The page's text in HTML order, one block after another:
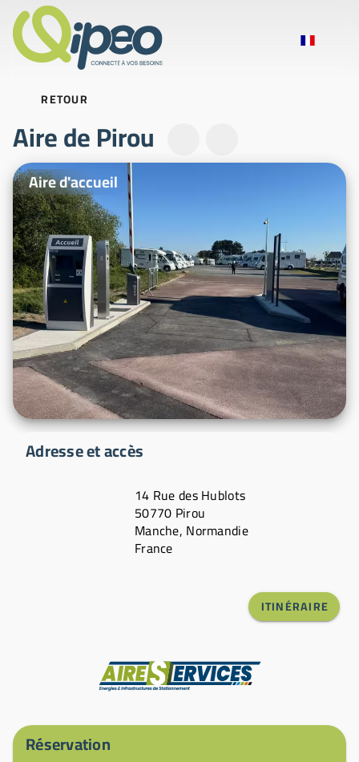
RETOUR
Aire de Pirou
Photos d'illustration
Aire d'accueil
Adresse et accès
14 Rue des Hublots
50770 Pirou
Manche, Normandie
France
ITINÉRAIRE
Réservation